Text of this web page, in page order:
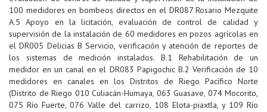
100 medidores en bombeos directos en el DR087 Rosario Mezquite
A.5 Apoyo en la licitación, evaluación de control de calidad y
supervisión de la instalación de 60 medidores en pozos agrícolas en
el DR005 Delicias B Servicio, verificación y atención de reportes de
los sistemas de medición instalados. B.1 Rehabilitación de un
medidor en un canal en el DR083 Papigochic B.2 Verificación de 10
medidores en canales en los Distritos de Riego Pacífico Norte
(Distrito de Riego 010 Culiacán-Humaya, 063 Guasave, 074 Mocorito,
075 Río Fuerte, 076 Valle del carrizo, 108 Elota-piaxtla, y 109 Río